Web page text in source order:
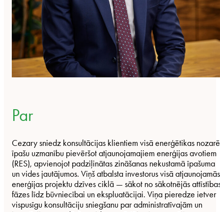
Par
Cezary sniedz konsultācijas klientiem visā enerģētikas
īpašu uzmanību pievēršot atjaunojamajiem enerģijas avotiem
(RES), apvienojot padziļinātas zināšanas nekustamā īpašuma
un vides jautājumos. Viņš atbalsta investorus visā atjaunojamās
enerģijas projektu dzīves ciklā — sākot no sākotnējās
fāzes līdz būvniecībai un ekspluatācijai. Viņa pieredze ietver
vispusīgu konsultāciju sniegšanu par administratīvajām un